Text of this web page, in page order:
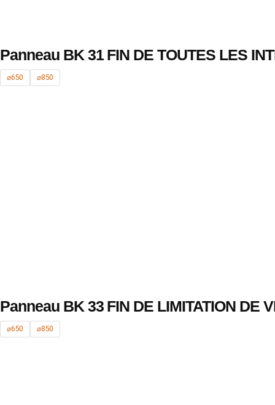
Panneau BK 31 FIN DE TOUTES LES
⌀650 ⌀850
Panneau BK 33 FIN DE LIMITATION DE
⌀650 ⌀850